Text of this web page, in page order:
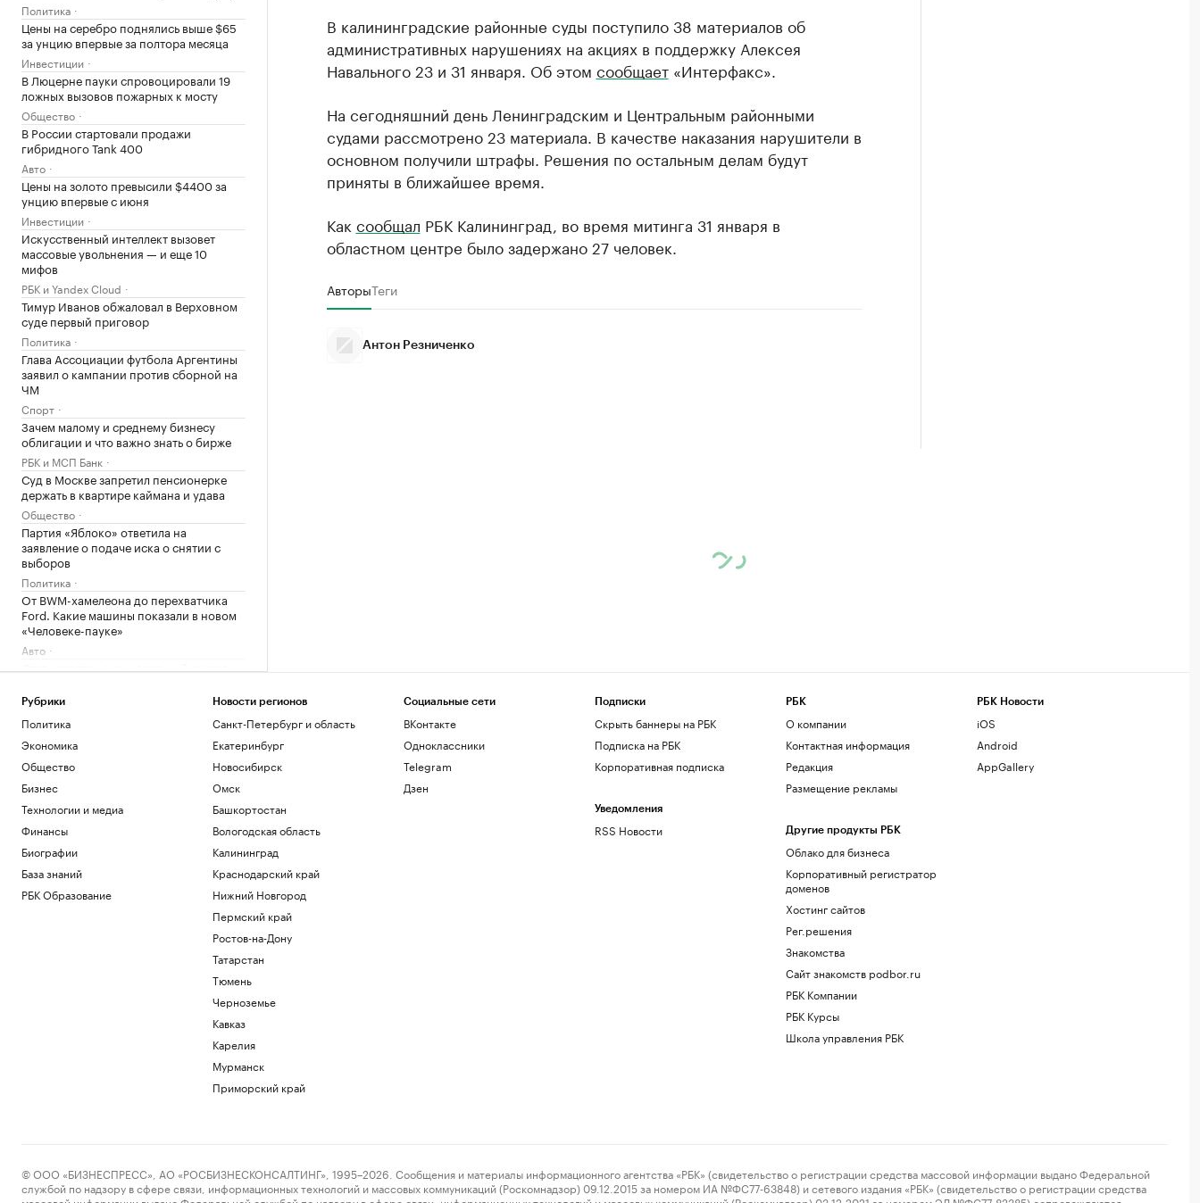
Политика
Цены на серебро поднялись выше $65
за унцию впервые за полтора месяца
Инвестиции
В Люцерне пауки спровоцировали 19
ложных вызовов пожарных к мосту
Общество
В России стартовали продажи
гибридного Tank 400
Авто
Цены на золото превысили $4400 за
унцию впервые с июня
Инвестиции
Искусственный интеллект вызовет
массовые увольнения — и еще 10
мифов
РБК и Yandex Cloud
Тимур Иванов обжаловал в Верховном
суде первый приговор
Политика
Глава Ассоциации футбола Аргентины
заявил о кампании против сборной на
ЧМ
Спорт
Зачем малому и среднему бизнесу
облигации и что важно знать о бирже
РБК и МСП Банк
Суд в Москве запретил пенсионерке
держать в квартире каймана и удава
Общество
Партия «Яблоко» ответила на
заявление о подаче иска о снятии с
выборов
Политика
От BWM-хамелеона до перехватчика
Ford. Какие машины показали в новом
«Человеке-пауке»
Авто
Стал известен окончательный состав
Спорт
В калининградские районные суды поступило 38 материалов об
административных нарушениях на акциях в поддержку Алексея
Навального 23 и 31 января. Об этом сообщает«Интерфакс».
На сегодняшний день Ленинградским и Центральным районными
судами рассмотрено 23 материала. В качестве наказания нарушители в
основном получили штрафы. Решения по остальным делам будут
приняты в ближайшее время.
Как сообщал РБК Калининград, во время митинга 31 января в
областном центре было задержано 27 человек.
АвторыТеги
Антон Резниченко
Рубрики
Политика
Экономика
Общество
Бизнес
Технологии и медиа
Финансы
Биографии
База знаний
РБК Образование
Новости регионов
Санкт-Петербург и область
Екатеринбург
Новосибирск
Омск
Башкортостан
Вологодская область
Калининград
Краснодарский край
Нижний Новгород
Пермский край
Ростов-на-Дону
Татарстан
Тюмень
Черноземье
Кавказ
Карелия
Мурманск
Приморский край
Социальные сети
ВКонтакте
Одноклассники
Telegram
Дзен
Подписки
Скрыть баннеры на РБК
Подписка на РБК
Корпоративная подписка
Уведомления
RSS Новости
РБК
О компании
Контактная информация
Редакция
Размещение рекламы
Другие продукты РБК
Облако для бизнеса
Корпоративный регистратор
доменов
Хостинг сайтов
Рег.решения
Знакомства
Сайт знакомств podbor.ru
РБК Компании
РБК Курсы
Школа управления РБК
РБК Новости
iOS
Android
AppGallery
© ООО «БИЗНЕСПРЕСС», АО «РОСБИЗНЕСКОНСАЛТИНГ», 1995–2026. Сообщения и материалы информационного агентства «РБК» (свидетельство о регистрации средства массовой информации выдано Федеральной
службой по надзору в сфере связи, информационных технологий и массовых коммуникаций (Роскомнадзор) 09.12.2015 за номером ИА №ФС77-63848) и сетевого издания «РБК» (свидетельство о регистрации средства